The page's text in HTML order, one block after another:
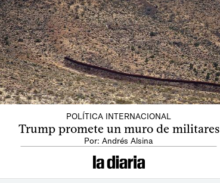
POLÍTICA INTERNACIONAL
Trump promete un muro de militares
Por: Andrés Alsina